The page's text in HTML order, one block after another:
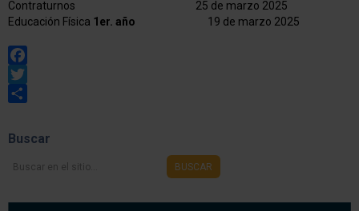
Contraturnos 25 de marzo 2025
Educación Física 1er. año 19 de marzo 2025
Facebook
Twitter
Buscar
Buscar
BUSCAR